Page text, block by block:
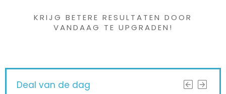
KRIJG BETERE RESULTATEN DOOR
VANDAAG TE UPGRADEN!
Deal van de dag